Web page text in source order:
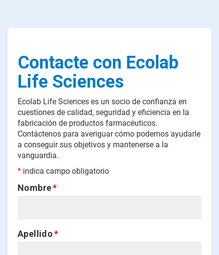
Contacte con Ecolab
Life Sciences
Ecolab Life Sciences es un socio de confianza en
cuestiones de calidad, seguridad y eficiencia en la
fabricación de productos farmacéuticos.
Contáctenos para averiguar cómo podemos ayudarle
a conseguir sus objetivos y mantenerse a la
vanguardia.
* indica campo obligatorio
Nombre
Apellido